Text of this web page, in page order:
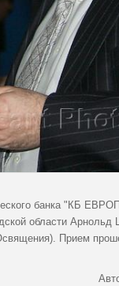
банка "КБ
области
Прием